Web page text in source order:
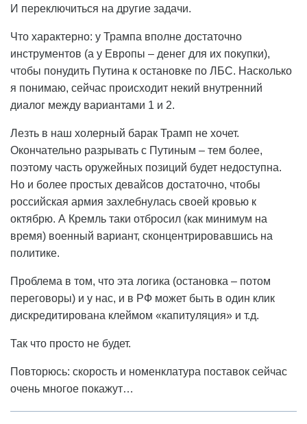
И переключиться на другие задачи.
Что характерно: у Трампа вполне достаточно
инструментов (а у Европы – денег для их покупки),
чтобы понудить Путина к остановке по ЛБС. Насколько
я понимаю, сейчас происходит некий внутренний
диалог между вариантами 1 и 2.
Лезть в наш холерный барак Трамп не хочет.
Окончательно разрывать с Путиным – тем более,
поэтому часть оружейных позиций будет недоступна.
Но и более простых девайсов достаточно, чтобы
российская армия захлебнулась своей кровью к
октябрю. А Кремль таки отбросил (как минимум на
время) военный вариант, сконцентрировавшись на
политике.
Проблема в том, что эта логика (остановка – потом
переговоры) и у нас, и в РФ может быть в один клик
дискредитирована клеймом «капитуляция» и т.д.
Так что просто не будет.
Повторюсь: скорость и номенклатура поставок сейчас
очень многое покажут…